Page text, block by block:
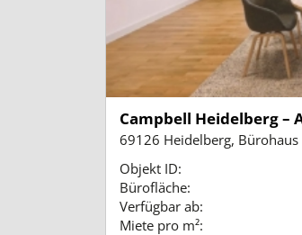
Campbell Heidelberg –
69126 Heidelberg, Bürohaus
Objekt ID:
Bürofläche:
Verfügbar ab:
Miete pro m²: